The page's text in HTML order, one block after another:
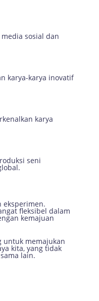
sosial dan
karya-karya inovatif
karya
seni
eksperimen.
fleksibel dalam
kemajuan
untuk memajukan
kita, yang tidak
lain.